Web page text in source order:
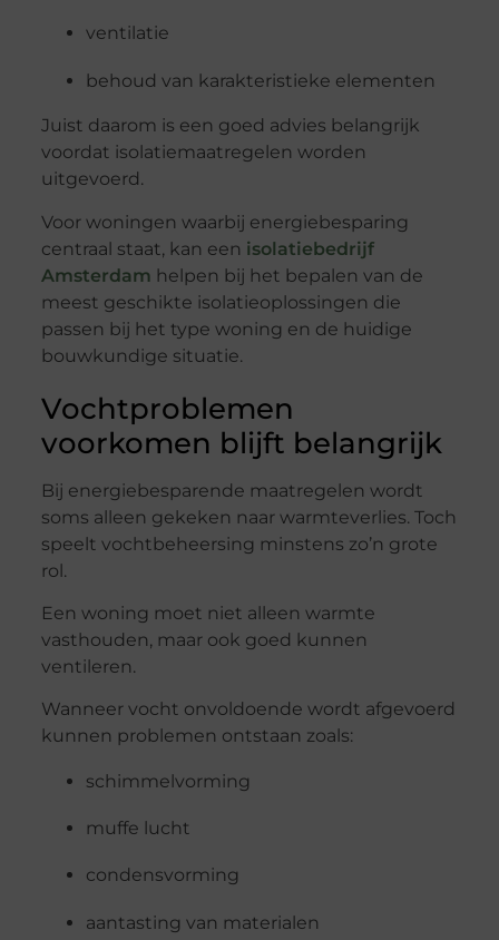
ventilatie
behoud van karakteristieke elementen
Juist daarom is een goed advies belangrijk
voordat isolatiemaatregelen worden
uitgevoerd.
Voor woningen waarbij energiebesparing
centraal staat, kan een isolatiebedrijf
Amsterdam helpen bij het bepalen van de
meest geschikte isolatieoplossingen die
passen bij het type woning en de huidige
bouwkundige situatie.
Vochtproblemen
voorkomen blijft belangrijk
Bij energiebesparende maatregelen wordt
soms alleen gekeken naar warmteverlies. Toch
speelt vochtbeheersing minstens zo’n grote
rol.
Een woning moet niet alleen warmte
vasthouden, maar ook goed kunnen
ventileren.
Wanneer vocht onvoldoende wordt afgevoerd
kunnen problemen ontstaan zoals:
schimmelvorming
muffe lucht
condensvorming
aantasting van materialen